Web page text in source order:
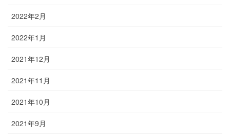
2022年2月
2022年1月
2021年12月
2021年11月
2021年10月
2021年9月